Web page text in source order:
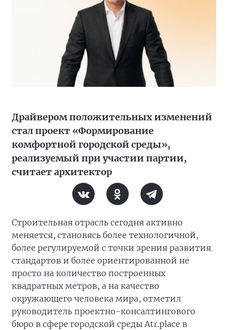
Драйвером положительных изменений
стал проект «Формирование
комфортной городской среды»,
реализуемый при участии партии,
считает архитектор
Строительная отрасль сегодня активно
меняется, становясь более технологичной,
более регулируемой с точки зрения развития
стандартов и более ориентированной не
просто на количество построенных
квадратных метров, а на качество
окружающего человека мира, отметил
руководитель проектно-консалтингового
бюро в сфере городской среды Atr.place в